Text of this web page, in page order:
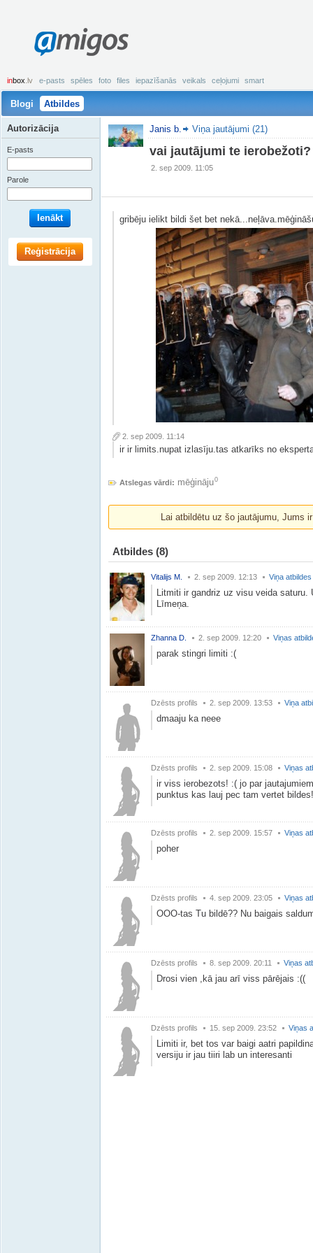
amigos
inbox .lv e-pasts spēles foto files iepazīšanās veikals ceļojumi smart
Blogi Atbildes
Janis b. Viņa jautājumi (21)
vai jautājumi te ierobežoti?
2. sep 2009. 11:05
gribēju ielikt bildi šet bet
2. sep 2009. 11:14
ir ir limits.nupat izlasīju.tas atkarīks no
Atslegas vārdi: mēģināju0
Lai atbildētu uz šo jautājumu, Jums
Atbildes (8)
Vitalijs M. 2. sep 2009. 12:13 Viņa atbildes
Litmiti ir gandriz uz visu veida
Līmeņa.
Zhanna D. 2. sep 2009. 12:20 Viņas
parak stingri limiti :(
Dzēsts profils 2. sep 2009. 13:53 Viņa
dmaaju ka neee
Dzēsts profils 2. sep 2009. 15:08 Viņas
ir viss ierobezots! :( jo par
punktus kas lauj pec tam vertet
Dzēsts profils 2. sep 2009. 15:57 Viņas
poher
Dzēsts profils 4. sep 2009. 23:05 Viņas
OOO-tas Tu bildē?? Nu baigais
Dzēsts profils 8. sep 2009. 20:11 Viņas
Drosi vien ,kā jau arī viss pārējais :((
Dzēsts profils 15. sep 2009. 23:52 Viņas
Limiti ir, bet tos var baigi aatri
versiju ir jau tiiri lab un interesanti
Autorizācija
E-pasts
Parole
Ienākt
Reģistrācija